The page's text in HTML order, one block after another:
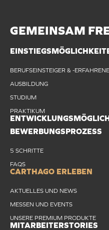
GEMEINSAM
BERUFSEINSTEIGER & -ERFAHRENE
AUSBILDUNG
STUDIUM
PRAKTIKUM
BEWERBUNGSPROZESS
5 SCHRITTE
FAQS
CARTHAGO ERLEBEN
AKTUELLES UND NEWS
MESSEN UND EVENTS
UNSERE PREMIUM PRODUKTE
MITARBEITERSTORIES